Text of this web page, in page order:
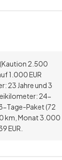
2.500
1.000 EUR
23 Jahre und 3
24-
Tage-Paket (72
km, Monat 3.000
EUR.